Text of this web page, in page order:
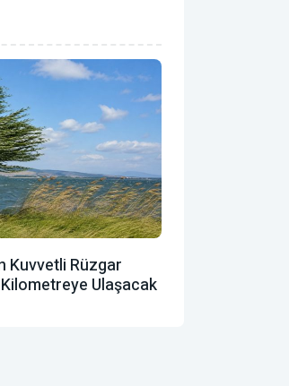
Kuvvetli Rüzgar
Kilometreye Ulaşacak